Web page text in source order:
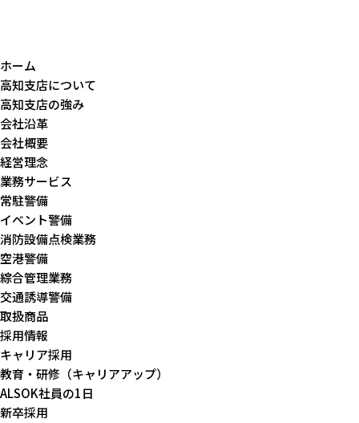
ホーム
高知支店について
高知支店の強み
会社沿革
会社概要
経営理念
業務サービス
常駐警備
イベント警備
消防設備点検業務
空港警備
綜合管理業務
交通誘導警備
取扱商品
採用情報
キャリア採用
教育・研修（キャリアアップ）
ALSOK社員の1日
新卒採用